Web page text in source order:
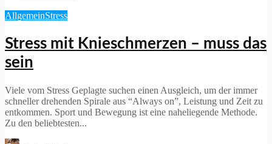
AllgemeinStress
Stress mit Knieschmerzen – muss das
sein
Viele vom Stress Geplagte suchen einen Ausgleich, um der immer
schneller drehenden Spirale aus “Always on”, Leistung und Zeit zu
entkommen. Sport und Bewegung ist eine naheliegende Methode.
Zu den beliebtesten...